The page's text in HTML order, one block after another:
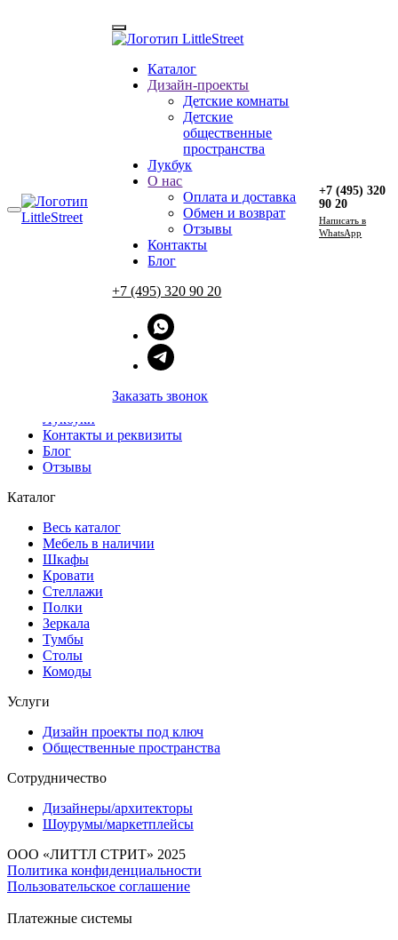
Каталог
Дизайн-проекты
Детские комнаты
Детские
общественные
пространства
Лукбук
О нас
Оплата и доставка
Обмен и возврат
Отзывы
Контакты
Блог
+7 (495) 320 90 20
Заказать звонок
+7 (495) 320
90 20
Напиcать в
WhatsApp
Пн-Пт 10:00—19:00
Перезвоните мне
Доставка и оплата
Лукбуки
Контакты и реквизиты
Блог
Отзывы
Каталог
Весь каталог
Мебель в наличии
Шкафы
Кровати
Стеллажи
Полки
Зеркала
Тумбы
Столы
Комоды
Услуги
Дизайн проекты под ключ
Общественные пространства
Сотрудничество
Дизайнеры/архитекторы
Шоурумы/маркетплейсы
ООО «ЛИТТЛ СТРИТ» 2025
Политика конфиденциальности
Пользовательское соглашение
Платежные системы